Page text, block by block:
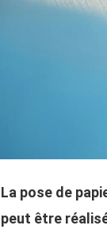
La pose de
peut être